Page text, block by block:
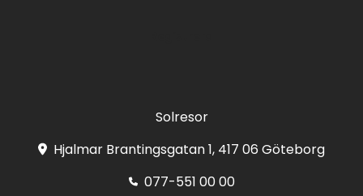
Solresor
Hjalmar Brantingsgatan 1, 417 06 Göteborg
077-551 00 00